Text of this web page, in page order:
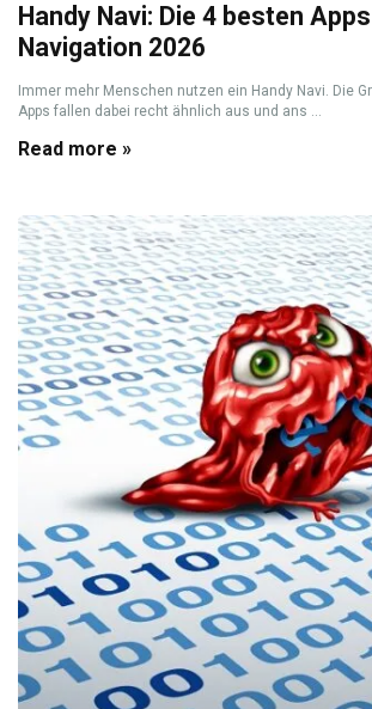
Handy Navi: Die 4 besten
Navigation 2026
Immer mehr Menschen nutzen ein Handy Navi. Die
Apps fallen dabei recht ähnlich aus und ans ...
Read more »